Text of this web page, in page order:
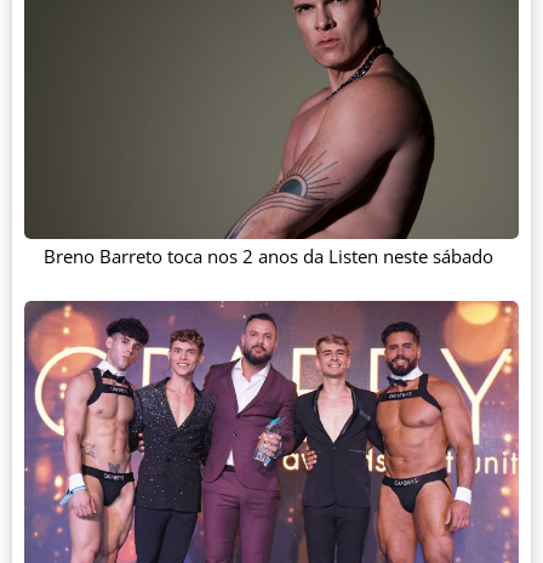
Breno Barreto toca nos 2 anos da Listen neste sábado